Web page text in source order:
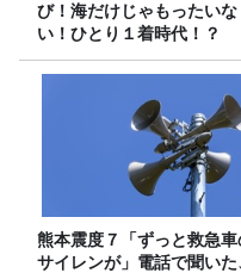
び！海だけじゃもったいな
い！ひとり１着時代！？
熊本震度７「ずっと救急車
サイレンが」電話で聞いた